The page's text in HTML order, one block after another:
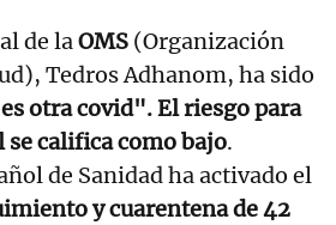
de laOMS (Organización
Tedros Adhanom, ha sido
otra covid". El riesgo para
califica como bajo.
de Sanidad ha activado el
y cuarentena de 42